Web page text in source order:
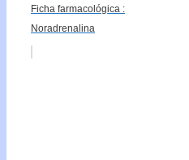
Ficha farmacológica :
Noradrenalina